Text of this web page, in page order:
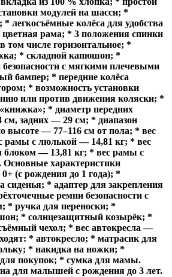
модулей на шасси; *
легкосъёмные колёса для удобства
рама; * 3 положения спинки
том числе горизонтальное; *
* складной капюшон; *
с мягкими плечевыми
бампер; * передние колёса
* возможность установки
или против движения коляски; *
* диаметр передних
задних — 29 см; * диапазон
высоте — 77–116 см от пола; * вес
рамы с люлькой — 14,81 кг; * вес
— 13,81 кг; * вес рамы с
Основные характеристики
(с рождения до 1 года); *
сиденья; * адаптер для закрепления
ремни безопасности с
* ручка для переноски; *
* солнцезащитный козырёк; *
чехол; * вес автокресла —
* автокресло; * матрасик для
* накидка на ножки; *
покупок; * сумка для мамы.
для малышей с рождения до 3 лет.